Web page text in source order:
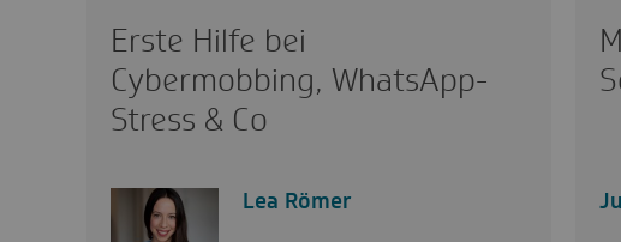
Erste Hilfe bei
Cybermobbing, WhatsApp-
Stress & Co
Lea Römer